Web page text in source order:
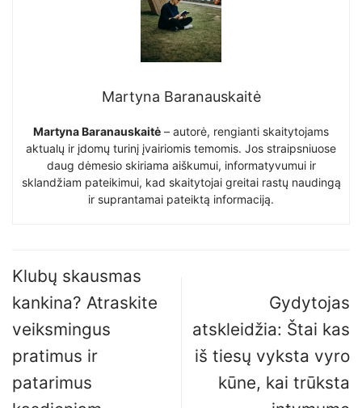
Martyna Baranauskaitė
Martyna Baranauskaitė – autorė, rengianti skaitytojams
aktualų ir įdomų turinį įvairiomis temomis. Jos straipsniuose
daug dėmesio skiriama aiškumui, informatyvumui ir
sklandžiam pateikimui, kad skaitytojai greitai rastų naudingą
ir suprantamai pateiktą informaciją.
Klubų skausmas
kankina? Atraskite
veiksmingus
pratimus ir
patarimus
Gydytojas
atskleidžia: Štai kas
iš tiesų vyksta vyro
kūne, kai trūksta